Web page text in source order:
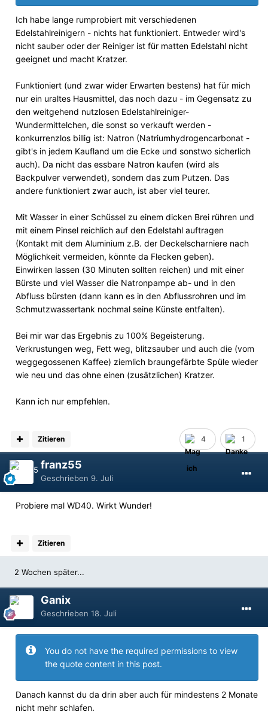
Ich habe lange rumprobiert mit verschiedenen
Edelstahlreinigern - nichts hat funktioniert. Entweder wird's
nicht sauber oder der Reiniger ist für matten Edelstahl nicht
geeignet und macht Kratzer.
Funktioniert (und zwar wider Erwarten bestens) hat für mich
nur ein uraltes Hausmittel, das noch dazu - im Gegensatz zu
den weitgehend nutzlosen Edelstahlreiniger-
Wundermittelchen, die sonst so verkauft werden -
konkurrenzlos billig ist: Natron (Natriumhydrogencarbonat -
gibt's in jedem Kaufland um die Ecke und sonstwo sicherlich
auch). Da nicht das essbare Natron kaufen (wird als
Backpulver verwendet), sondern das zum Putzen. Das
andere funktioniert zwar auch, ist aber viel teurer.
Mit Wasser in einer Schüssel zu einem dicken Brei rühren und
mit einem Pinsel reichlich auf den Edelstahl auftragen
(Kontakt mit dem Aluminium z.B. der Deckelscharniere nach
Möglichkeit vermeiden, könnte da Flecken geben).
Einwirken lassen (30 Minuten sollten reichen) und mit einer
Bürste und viel Wasser die Natronpampe ab- und in den
Abfluss bürsten (dann kann es in den Abflussrohren und im
Schmutzwassertank nochmal seine Künste entfalten).
Bei mir war das Ergebnis zu 100% Begeisterung.
Verkrustungen weg, Fett weg, blitzsauber und auch die (vom
weggegossenen Kaffee) ziemlich braungefärbte Spüle wieder
wie neu und das ohne einen (zusätzlichen) Kratzer.
Kann ich nur empfehlen.
4 1
Zitieren
franz55
Geschrieben 9. Juli
Probiere mal WD40. Wirkt Wunder!
Zitieren
2 Wochen später...
Ganix
Geschrieben 18. Juli
You do not have the required permissions to view
the quote content in this post.
Danach kannst du da drin aber auch für mindestens 2 Monate
nicht mehr schlafen.